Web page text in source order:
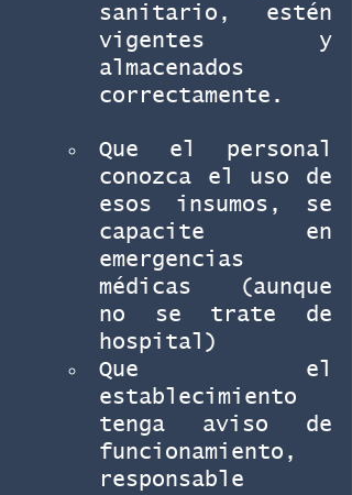
sanitario, estén
vigentes y
almacenados
correctamente.
Que el personal
conozca el uso de
esos insumos, se
capacite en
emergencias
médicas (aunque
no se trate de
hospital)
Que el
establecimiento
tenga aviso de
funcionamiento,
responsable